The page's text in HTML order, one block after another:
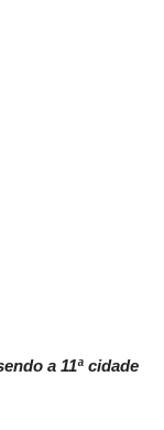
a 11ª cidade